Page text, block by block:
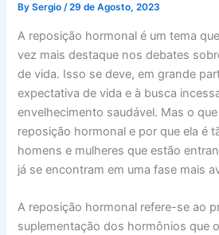
BySergio/29 de Agosto, 2023
A reposição hormonal é um tema
vez mais destaque nos debates
de vida. Isso se deve, em grande
expectativa de vida e à busca
envelhecimento saudável. Mas o
reposição hormonal e por que ela é
homens e mulheres que estão
já se encontram em uma fase mais
A reposição hormonal refere-se ao
suplementação dos hormônios que